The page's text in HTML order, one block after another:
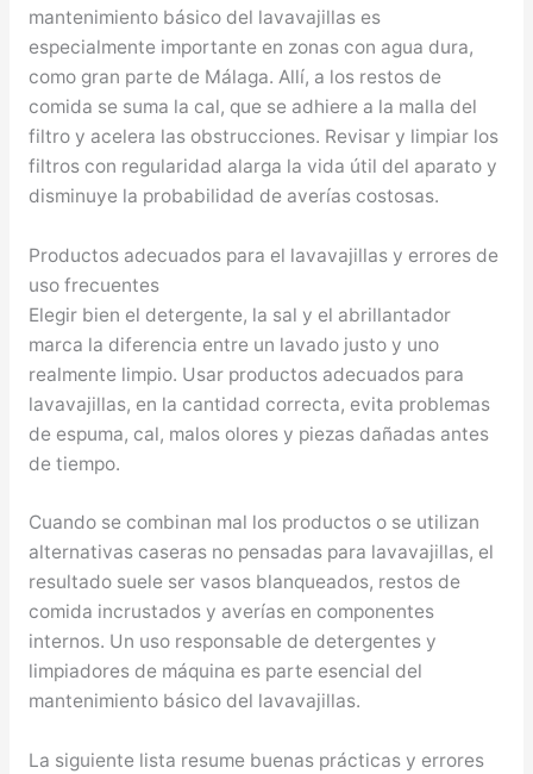
mantenimiento básico del lavavajillas es
especialmente importante en zonas con agua dura,
como gran parte de Málaga. Allí, a los restos de
comida se suma la cal, que se adhiere a la malla del
filtro y acelera las obstrucciones. Revisar y limpiar los
filtros con regularidad alarga la vida útil del aparato y
disminuye la probabilidad de averías costosas.
Productos adecuados para el lavavajillas y errores de
uso frecuentes
Elegir bien el detergente, la sal y el abrillantador
marca la diferencia entre un lavado justo y uno
realmente limpio. Usar productos adecuados para
lavavajillas, en la cantidad correcta, evita problemas
de espuma, cal, malos olores y piezas dañadas antes
de tiempo.
Cuando se combinan mal los productos o se utilizan
alternativas caseras no pensadas para lavavajillas, el
resultado suele ser vasos blanqueados, restos de
comida incrustados y averías en componentes
internos. Un uso responsable de detergentes y
limpiadores de máquina es parte esencial del
mantenimiento básico del lavavajillas.
La siguiente lista resume buenas prácticas y errores